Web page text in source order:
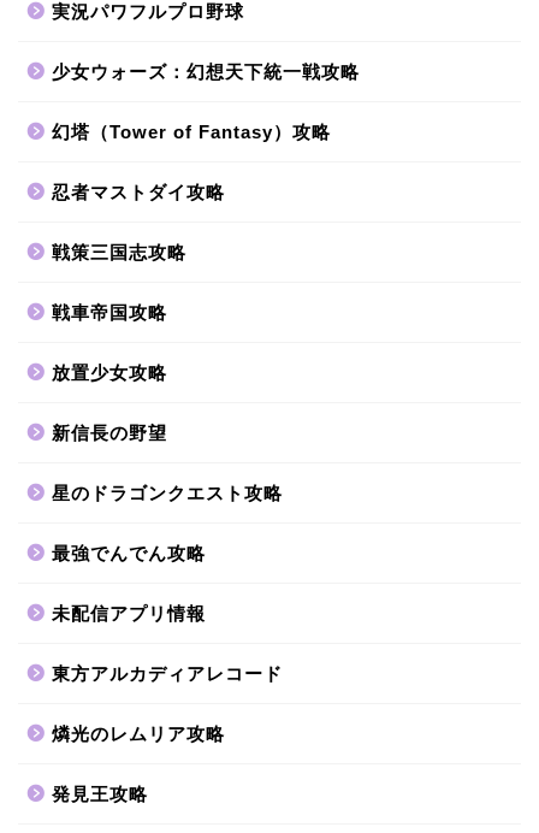
実況パワフルプロ野球
少女ウォーズ：幻想天下統一戦攻略
幻塔（Tower of Fantasy）攻略
忍者マストダイ攻略
戦策三国志攻略
戦車帝国攻略
放置少女攻略
新信長の野望
星のドラゴンクエスト攻略
最強でんでん攻略
未配信アプリ情報
東方アルカディアレコード
燐光のレムリア攻略
発見王攻略